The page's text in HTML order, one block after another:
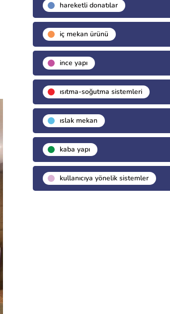
hareketli donatılar
i̇ç mekan ürünü
i̇nce yapı
isıtma-soğutma sistemleri
islak mekan
kaba yapı
kullanıcıya yönelik sistemler